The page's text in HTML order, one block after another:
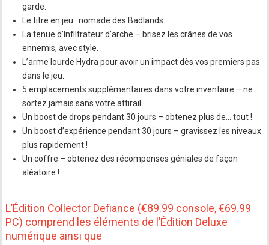
garde.
Le titre en jeu : nomade des Badlands.
La tenue d’Infiltrateur d’arche – brisez les crânes de vos
ennemis, avec style.
L’arme lourde Hydra pour avoir un impact dès vos premiers pas
dans le jeu.
5 emplacements supplémentaires dans votre inventaire – ne
sortez jamais sans votre attirail.
Un boost de drops pendant 30 jours – obtenez plus de… tout !
Un boost d’expérience pendant 30 jours – gravissez les niveaux
plus rapidement !
Un coffre – obtenez des récompenses géniales de façon
aléatoire !
L’Édition Collector Defiance (€89.99 console, €69.99
PC) comprend les éléments de l’Édition Deluxe
numérique ainsi que